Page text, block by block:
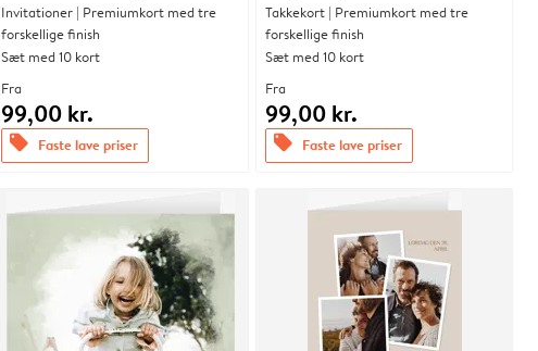
Invitationer | Premiumkort med tre
forskellige finish
Sæt med 10 kort
Fra
99,00 kr.
offers Faste lave priser
Takkekort | Premiumkort med tre
forskellige finish
Sæt med 10 kort
Fra
99,00 kr.
offers Faste lave priser